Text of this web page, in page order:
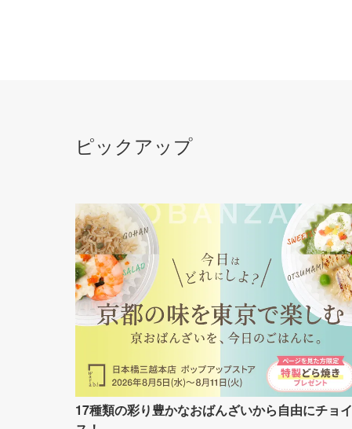
ピックアップ
17種類の彩り豊かなおばんざいから自由にチョイ